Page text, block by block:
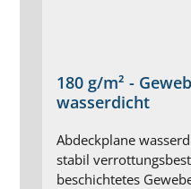
180 g/m² -
wasserdicht
Abdeckplane
stabil
beschichtetes